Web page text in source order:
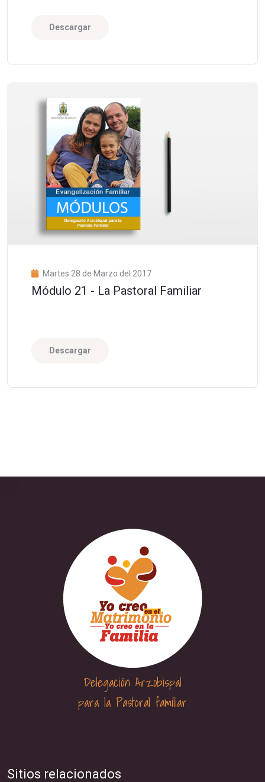
Descargar
Martes 28 de Marzo del 2017
Módulo 21 - La Pastoral Familiar
Descargar
Delegación Arzobispal
para la Pastoral familiar
Sitios relacionados